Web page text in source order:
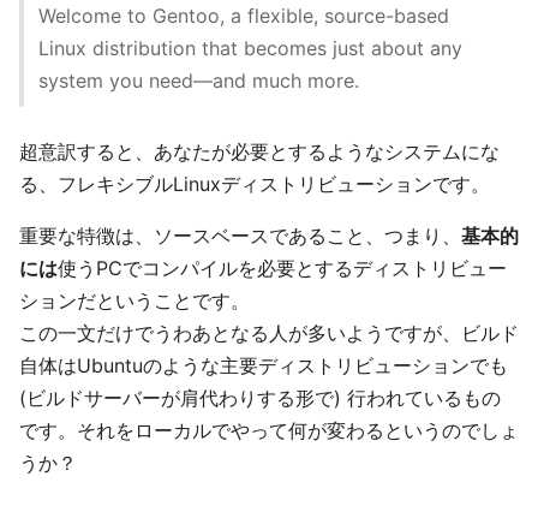
Welcome to Gentoo, a flexible, source-based
Linux distribution that becomes just about any
system you need—and much more.
超意訳すると、あなたが必要とするようなシステムにな
る、フレキシブルLinuxディストリビューションです。
重要な特徴は、ソースベースであること、つまり、 基本的
には使うPCでコンパイルを必要とするディストリビュー
ションだということです。
この一文だけでうわあとなる人が多いようですが、ビルド
自体はUbuntuのような主要ディストリビューションでも
(ビルドサーバーが肩代わりする形で) 行われているもの
です。それをローカルでやって何が変わるというのでしょ
うか？